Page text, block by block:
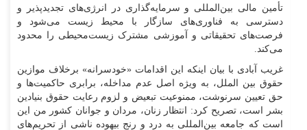
تأمین مالی بین‌المللی و سرمایه‌گذاری در انرژی‌های تجدیدپذیر و
دسترسی به فناوری‌های سازگار با محیط زیست می‌شود و
فرصت‌های تحقیقاتی و آموزشی مشترک زیست‌محیطی را محدود
می‌کند.
غریب آبادی با بیان اینکه این اقدامات «خودسرانه» برخلاف موازین
حقوق بین الملل، به ویژه اصل عدم مداخله، برابری حاکمیت‌ها و
حق تعیین سرنوشت، ممنوعیت تبعیض و لزوم رعایت حقوق بنیادین
بشر است، تصریح کرد: انتظار زنان، مردان و جوانان کشور من این
است که جامعه بین‌المللی به درد و رنج بیهوده ناشی از تحریم‌های